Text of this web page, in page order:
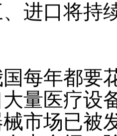
口将持续
年都要花
量医疗设
械市场已被